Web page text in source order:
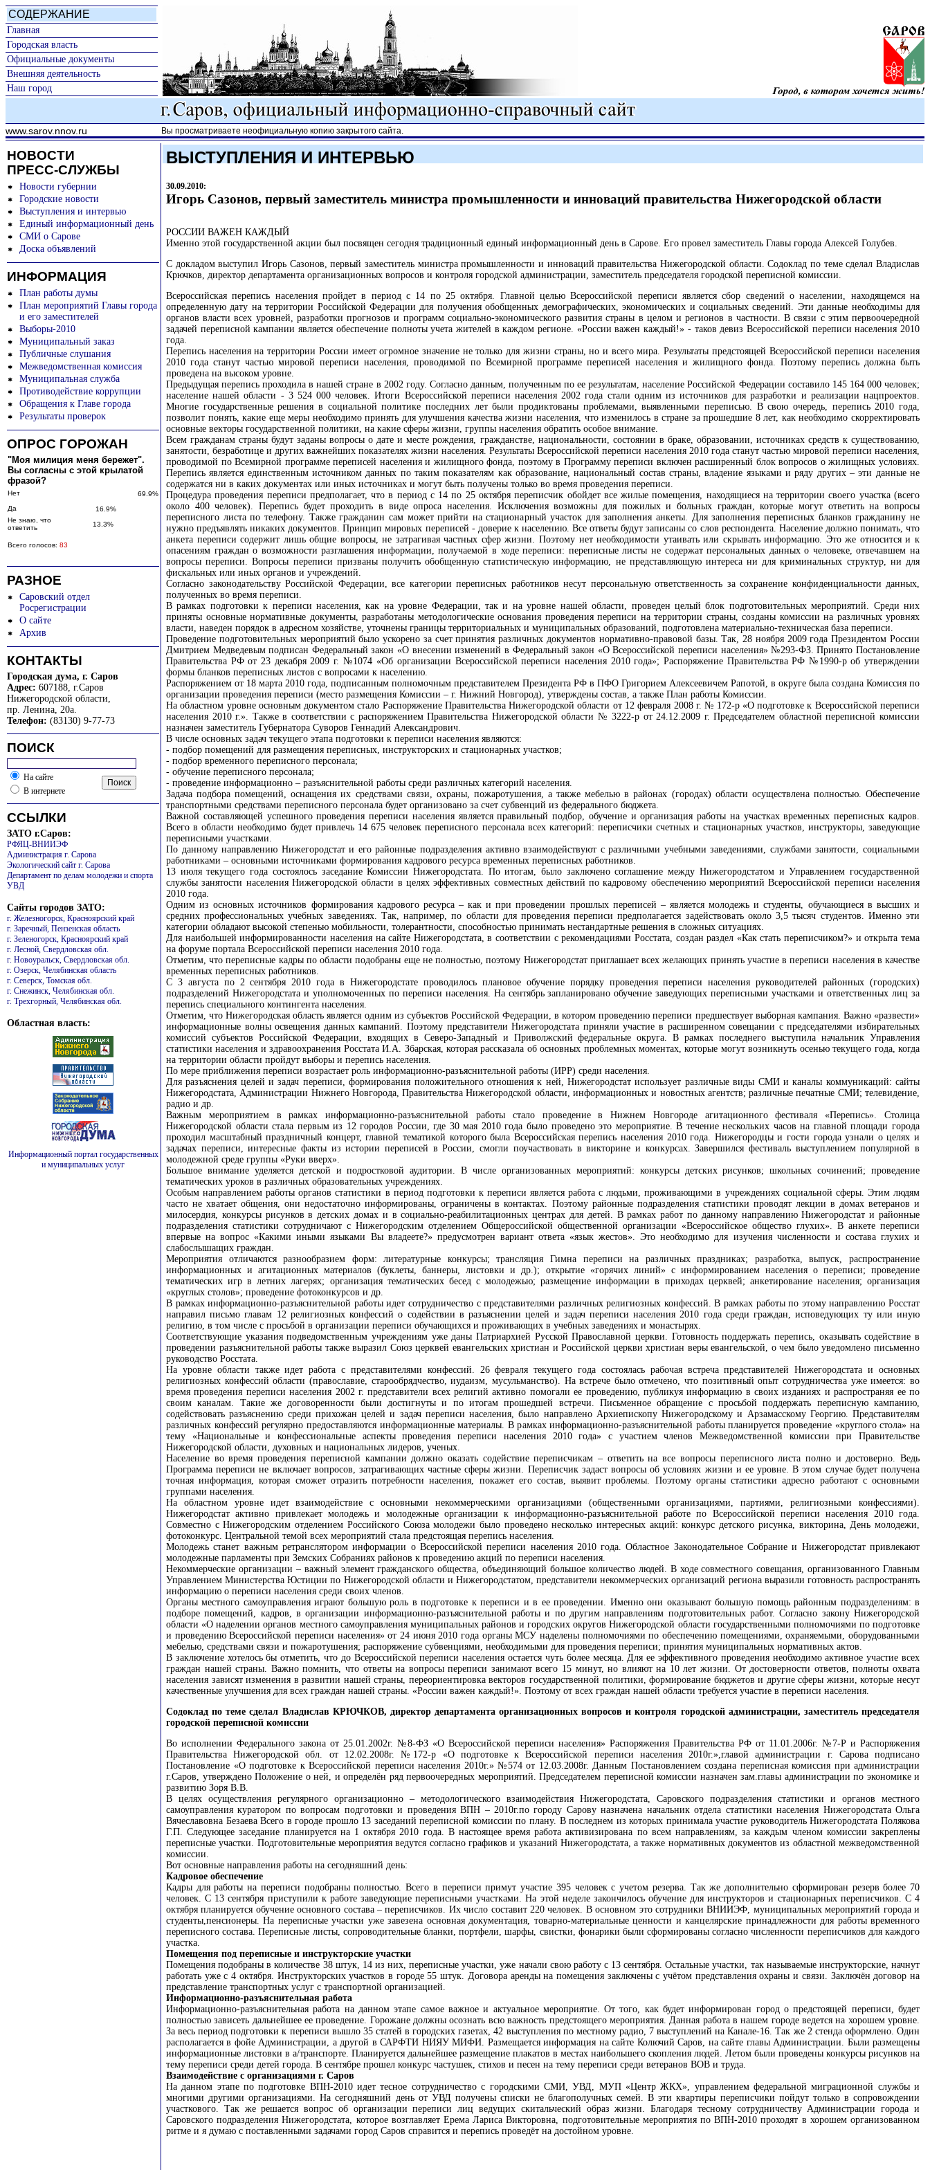
СОДЕРЖАНИЕ
Главная
Городская власть
Официальные документы
Внешняя деятельность
Наш город
www.sarov.nnov.ru Вы просматриваете неофициальную копию закрытого сайта.
НОВОСТИ
ПРЕСС-СЛУЖБЫ
Новости губернии
Городские новости
Выступления и интервью
Единый информационный день
СМИ о Сарове
Доска объявлений
ИНФОРМАЦИЯ
План работы думы
План мероприятий Главы города
и его заместителей
Выборы-2010
Муниципальный заказ
Публичные слушания
Межведомственная комиссия
Муниципальная служба
Противодействие коррупции
Обращения к Главе города
Результаты проверок
ОПРОС ГОРОЖАН
"Моя милиция меня бережет".
Вы согласны с этой крылатой
фразой?
Нет
69.9%
Да
16.9%
Не знаю, что
ответить
13.3%
Всего голосов: 83
РАЗНОЕ
Саровский отдел
Росрегистрации
О сайте
Архив
КОНТАКТЫ
Городская дума, г. Саров
Адрес: 607188, г.Саров
Нижегородской области,
пр. Ленина, 20а.
Телефон: (83130) 9-77-73
ПОИСК
На сайте
В интернете
ССЫЛКИ
ЗАТО г.Саров:
РФЯЦ-ВНИИЭФ
Администрация г. Сарова
Экологический сайт г. Сарова
Департамент по делам молодежи и спорта
УВД
Сайты городов ЗАТО:
г. Железногорск, Красноярский край
г. Заречный, Пензенская область
г. Зеленогорск, Красноярский край
г. Лесной, Свердловская обл.
г. Новоуральск, Свердловская обл.
г. Озерск, Челябинская область
г. Северск, Томская обл.
г. Снежинск, Челябинская обл.
г. Трехгорный, Челябинская обл.
Областная власть:
Информационный портал государственных
и муниципальных услуг
ВЫСТУПЛЕНИЯ И ИНТЕРВЬЮ
30.09.2010:
Игорь Сазонов, первый заместитель министра промышленности и инноваций правительства Нижегородской области
РОССИИ ВАЖЕН КАЖДЫЙ
Именно этой государственной акции был посвящен сегодня традиционный единый информационный день в Сарове. Его провел заместитель Главы города Алексей Голубев.
С докладом выступил Игорь Сазонов, первый заместитель министра промышленности и инноваций правительства Нижегородской области. Содоклад по теме сделал Владислав
Крючков, директор департамента организационных вопросов и контроля городской администрации, заместитель председателя городской переписной комиссии.
Всероссийская перепись населения пройдет в период с 14 по 25 октября. Главной целью Всероссийской переписи является сбор сведений о населении, находящемся на
определенную дату на территории Российской Федерации для получения обобщенных демографических, экономических и социальных сведений. Эти данные необходимы для
органов власти всех уровней, разработки прогнозов и программ социально-экономического развития страны в целом и регионов в частности. В связи с этим первоочередной
задачей переписной кампании является обеспечение полноты учета жителей в каждом регионе. «России важен каждый!» - таков девиз Всероссийской переписи населения 2010
года.
Перепись населения на территории России имеет огромное значение не только для жизни страны, но и всего мира. Результаты предстоящей Всероссийской переписи населения
2010 года станут частью мировой переписи населения, проводимой по Всемирной программе переписей населения и жилищного фонда. Поэтому перепись должна быть
проведена на высоком уровне.
Предыдущая перепись проходила в нашей стране в 2002 году. Согласно данным, полученным по ее результатам, население Российской Федерации составило 145 164 000 человек;
население нашей области - 3 524 000 человек. Итоги Всероссийской переписи населения 2002 года стали одним из источников для разработки и реализации нацпроектов.
Многие государственные решения в социальной политике последних лет были продиктованы проблемами, выявленными переписью. В свою очередь, перепись 2010 года,
позволит понять, какие еще меры необходимо принять для улучшения качества жизни населения, что изменилось в стране за прошедшие 8 лет, как необходимо скорректировать
основные векторы государственной политики, на какие сферы жизни, группы населения обратить особое внимание.
Всем гражданам страны будут заданы вопросы о дате и месте рождения, гражданстве, национальности, состоянии в браке, образовании, источниках средств к существованию,
занятости, безработице и других важнейших показателях жизни населения. Результаты Всероссийской переписи населения 2010 года станут частью мировой переписи населения,
проводимой по Всемирной программе переписей населения и жилищного фонда, поэтому в Программу переписи включен расширенный блок вопросов о жилищных условиях.
Перепись является единственным источником данных по таким показателям как образование, национальный состав страны, владение языками и ряду других – эти данные не
содержатся ни в каких документах или иных источниках и могут быть получены только во время проведения переписи.
Процедура проведения переписи предполагает, что в период с 14 по 25 октября переписчик обойдет все жилые помещения, находящиеся на территории своего участка (всего
около 400 человек). Перепись будет проходить в виде опроса населения. Исключения возможны для пожилых и больных граждан, которые могут ответить на вопросы
переписного листа по телефону. Также гражданин сам может прийти на стационарный участок для заполнения анкеты. Для заполнения переписных бланков гражданину не
нужно предъявлять никаких документов. Принцип мировых переписей - доверие к населению. Все ответы будут записаны со слов респондента. Население должно понимать, что
анкета переписи содержит лишь общие вопросы, не затрагивая частных сфер жизни. Поэтому нет необходимости утаивать или скрывать информацию. Это же относится и к
опасениям граждан о возможности разглашения информации, получаемой в ходе переписи: переписные листы не содержат персональных данных о человеке, отвечавшем на
вопросы переписи. Вопросы переписи призваны получить обобщенную статистическую информацию, не представляющую интереса ни для криминальных структур, ни для
фискальных или иных органов и учреждений.
Согласно законодательству Российской Федерации, все категории переписных работников несут персональную ответственность за сохранение конфиденциальности данных,
полученных во время переписи.
В рамках подготовки к переписи населения, как на уровне Федерации, так и на уровне нашей области, проведен целый блок подготовительных мероприятий. Среди них
приняты основные нормативные документы, разработаны методологические основания проведения переписи на территории страны, созданы комиссии на различных уровнях
власти, наведен порядок в адресном хозяйстве, уточнены границы территориальных и муниципальных образований, подготовлена материально-техническая база переписи.
Проведение подготовительных мероприятий было ускорено за счет принятия различных документов нормативно-правовой базы. Так, 28 ноября 2009 года Президентом России
Дмитрием Медведевым подписан Федеральный закон «О внесении изменений в Федеральный закон «О Всероссийской переписи населения» №293-ФЗ. Принято Постановление
Правительства РФ от 23 декабря 2009 г. №1074 «Об организации Всероссийской переписи населения 2010 года»; Распоряжение Правительства РФ №1990-р об утверждении
формы бланков переписных листов с вопросами к населению.
Распоряжением от 18 марта 2010 года, подписанным полномочным представителем Президента РФ в ПФО Григорием Алексеевичем Рапотой, в округе была создана Комиссия по
организации проведения переписи (место размещения Комиссии – г. Нижний Новгород), утверждены состав, а также План работы Комиссии.
На областном уровне основным документом стало Распоряжение Правительства Нижегородской области от 12 февраля 2008 г. № 172-р «О подготовке к Всероссийской переписи
населения 2010 г.». Также в соответствии с распоряжением Правительства Нижегородской области № 3222-р от 24.12.2009 г. Председателем областной переписной комиссии
назначен заместитель Губернатора Суворов Геннадий Александрович.
В числе основных задач текущего этапа подготовки к переписи населения являются:
- подбор помещений для размещения переписных, инструкторских и стационарных участков;
- подбор временного переписного персонала;
- обучение переписного персонала;
- проведение информационно – разъяснительной работы среди различных категорий населения.
Задача подбора помещений, оснащения их средствами связи, охраны, пожаротушения, а также мебелью в районах (городах) области осуществлена полностью. Обеспечение
транспортными средствами переписного персонала будет организовано за счет субвенций из федерального бюджета.
Важной составляющей успешного проведения переписи населения является правильный подбор, обучение и организация работы на участках временных переписных кадров.
Всего в области необходимо будет привлечь 14 675 человек переписного персонала всех категорий: переписчики счетных и стационарных участков, инструкторы, заведующие
переписными участками.
По данному направлению Нижегородстат и его районные подразделения активно взаимодействуют с различными учебными заведениями, службами занятости, социальными
работниками – основными источниками формирования кадрового ресурса временных переписных работников.
13 июля текущего года состоялось заседание Комиссии Нижегородстата. По итогам, было заключено соглашение между Нижегородстатом и Управлением государственной
службы занятости населения Нижегородской области в целях эффективных совместных действий по кадровому обеспечению мероприятий Всероссийской переписи населения
2010 года.
Одним из основных источников формирования кадрового ресурса – как и при проведении прошлых переписей – является молодежь и студенты, обучающиеся в высших и
средних профессиональных учебных заведениях. Так, например, по области для проведения переписи предполагается задействовать около 3,5 тысяч студентов. Именно эти
категории обладают высокой степенью мобильности, толерантности, способностью принимать нестандартные решения в сложных ситуациях.
Для наибольшей информированности населения на сайте Нижегородстата, в соответствии с рекомендациями Росстата, создан раздел «Как стать переписчиком?» и открыта тема
на форуме портала Всероссийской переписи населения 2010 года.
Отметим, что переписные кадры по области подобраны еще не полностью, поэтому Нижегородстат приглашает всех желающих принять участие в переписи населения в качестве
временных переписных работников.
С 3 августа по 2 сентября 2010 года в Нижегородстате проводилось плановое обучение порядку проведения переписи населения руководителей районных (городских)
подразделений Нижегородстата и уполномоченных по переписи населения. На сентябрь запланировано обучение заведующих переписными участками и ответственных лиц за
перепись специального контингента населения.
Отметим, что Нижегородская область является одним из субъектов Российской Федерации, в котором проведению переписи предшествует выборная кампания. Важно «развести»
информационные волны освещения данных кампаний. Поэтому представители Нижегородстата приняли участие в расширенном совещании с председателями избирательных
комиссий субъектов Российской Федерации, входящих в Северо-Западный и Приволжский федеральные округа. В рамках последнего выступила начальник Управления
статистики населения и здравоохранения Росстата И.А. Збарская, которая рассказала об основных проблемных моментах, которые могут возникнуть осенью текущего года, когда
на территории области пройдут выборы и перепись населения.
По мере приближения переписи возрастает роль информационно-разъяснительной работы (ИРР) среди населения.
Для разъяснения целей и задач переписи, формирования положительного отношения к ней, Нижегородстат использует различные виды СМИ и каналы коммуникаций: сайты
Нижегородстата, Администрации Нижнего Новгорода, Правительства Нижегородской области, информационных и новостных агентств; различные печатные СМИ; телевидение,
радио и др.
Важным мероприятием в рамках информационно-разъяснительной работы стало проведение в Нижнем Новгороде агитационного фестиваля «Перепись». Столица
Нижегородской области стала первым из 12 городов России, где 30 мая 2010 года было проведено это мероприятие. В течение нескольких часов на главной площади города
проходил масштабный праздничный концерт, главной тематикой которого была Всероссийская перепись населения 2010 года. Нижегородцы и гости города узнали о целях и
задачах переписи, интересные факты из истории переписей в России, смогли поучаствовать в викторине и конкурсах. Завершился фестиваль выступлением популярной в
молодежной среде группы «Руки вверх».
Большое внимание уделяется детской и подростковой аудитории. В числе организованных мероприятий: конкурсы детских рисунков; школьных сочинений; проведение
тематических уроков в различных образовательных учреждениях.
Особым направлением работы органов статистики в период подготовки к переписи является работа с людьми, проживающими в учреждениях социальной сферы. Этим людям
часто не хватает общения, они недостаточно информированы, ограничены в контактах. Поэтому районные подразделения статистики проводят лекции в домах ветеранов и
милосердия, конкурсы рисунков в детских домах и в социально-реабилитационных центрах для детей. В рамках работ по данному направлению Нижегородстат и районные
подразделения статистики сотрудничают с Нижегородским отделением Общероссийской общественной организации «Всероссийское общество глухих». В анкете переписи
впервые на вопрос «Какими иными языками Вы владеете?» предусмотрен вариант ответа «язык жестов». Это необходимо для изучения численности и состава глухих и
слабослышащих граждан.
Мероприятия отличаются разнообразием форм: литературные конкурсы; трансляция Гимна переписи на различных праздниках; разработка, выпуск, распространение
информационных и агитационных материалов (буклеты, баннеры, листовки и др.); открытие «горячих линий» с информированием населения о переписи; проведение
тематических игр в летних лагерях; организация тематических бесед с молодежью; размещение информации в приходах церквей; анкетирование населения; организация
«круглых столов»; проведение фотоконкурсов и др.
В рамках информационно-разъяснительной работы идет сотрудничество с представителями различных религиозных конфессий. В рамках работы по этому направлению Росстат
направил письмо главам 12 религиозных конфессий о содействии в разъяснении целей и задач переписи населения 2010 года среди граждан, исповедующих ту или иную
религию, в том числе с просьбой в организации переписи обучающихся и проживающих в учебных заведениях и монастырях.
Соответствующие указания подведомственным учреждениям уже даны Патриархией Русской Православной церкви. Готовность поддержать перепись, оказывать содействие в
проведении разъяснительной работы также выразил Союз церквей евангельских христиан и Российской церкви христиан веры евангельской, о чем было уведомлено письменно
руководство Росстата.
На уровне области также идет работа с представителями конфессий. 26 февраля текущего года состоялась рабочая встреча представителей Нижегородстата и основных
религиозных конфессий области (православие, старообрядчество, иудаизм, мусульманство). На встрече было отмечено, что позитивный опыт сотрудничества уже имеется: во
время проведения переписи населения 2002 г. представители всех религий активно помогали ее проведению, публикуя информацию в своих изданиях и распространяя ее по
своим каналам. Такие же договоренности были достигнуты и по итогам прошедшей встречи. Письменное обращение с просьбой поддержать переписную кампанию,
содействовать разъяснению среди прихожан целей и задач переписи населения, было направлено Архиепископу Нижегородскому и Арзамасскому Георгию. Представителям
различных конфессий регулярно предоставляются информационные материалы. В рамках информационно-разъяснительной работы планируется проведение «круглого стола» на
тему «Национальные и конфессиональные аспекты проведения переписи населения 2010 года» с участием членов Межведомственной комиссии при Правительстве
Нижегородской области, духовных и национальных лидеров, ученых.
Население во время проведения переписной кампании должно оказать содействие переписчикам – ответить на все вопросы переписного листа полно и достоверно. Ведь
Программа переписи не включает вопросов, затрагивающих частные сферы жизни. Переписчик задаст вопросы об условиях жизни и ее уровне. В этом случае будет получена
точная информация, которая сможет отразить потребности населения, покажет его состав, выявит проблемы. Поэтому органы статистики адресно работают с основными
группами населения.
На областном уровне идет взаимодействие с основными некоммерческими организациями (общественными организациями, партиями, религиозными конфессиями).
Нижегородстат активно привлекает молодежь и молодежные организации к информационно-разъяснительной работе по Всероссийской переписи населения 2010 года.
Совместно с Нижегородским отделением Российского Союза молодежи было проведено несколько интересных акций: конкурс детского рисунка, викторина, День молодежи,
фотоконкурс. Центральной темой всех мероприятий стала предстоящая перепись населения.
Молодежь станет важным ретранслятором информации о Всероссийской переписи населения 2010 года. Областное Законодательное Собрание и Нижегородстат привлекают
молодежные парламенты при Земских Собраниях районов к проведению акций по переписи населения.
Некоммерческие организации – важный элемент гражданского общества, объединяющий большое количество людей. В ходе совместного совещания, организованного Главным
Управлением Министерства Юстиции по Нижегородской области и Нижегородстатом, представители некоммерческих организаций региона выразили готовность распространять
информацию о переписи населения среди своих членов.
Органы местного самоуправления играют большую роль в подготовке к переписи и в ее проведении. Именно они оказывают большую помощь районным подразделениям: в
подборе помещений, кадров, в организации информационно-разъяснительной работы и по другим направлениям подготовительных работ. Согласно закону Нижегородской
области «О наделении органов местного самоуправления муниципальных районов и городских округов Нижегородской области государственными полномочиями по подготовке
и проведению Всероссийской переписи населения» от 24 июня 2010 года органы МСУ наделены полномочиями по обеспечению помещениями, охраняемыми, оборудованными
мебелью, средствами связи и пожаротушения; распоряжение субвенциями, необходимыми для проведения переписи; принятия муниципальных нормативных актов.
В заключение хотелось бы отметить, что до Всероссийской переписи населения остается чуть более месяца. Для ее эффективного проведения необходимо активное участие всех
граждан нашей страны. Важно помнить, что ответы на вопросы переписи занимают всего 15 минут, но влияют на 10 лет жизни. От достоверности ответов, полноты охвата
населения зависят изменения в развитии нашей страны, переориентировка векторов государственной политики, формирование бюджетов и другие сферы жизни, которые несут
качественные улучшения для всех граждан нашей страны. «России важен каждый!». Поэтому от всех граждан нашей области требуется участие в переписи населения.
Содоклад по теме сделал Владислав КРЮЧКОВ, директор департамента организационных вопросов и контроля городской администрации, заместитель председателя
городской переписной комиссии
Во исполнении Федерального закона от 25.01.2002г. №8-ФЗ «О Всероссийской переписи населения» Распоряжения Правительства РФ от 11.01.2006г. №7-Р и Распоряжения
Правительства Нижегородской обл. от 12.02.2008г. №172-р «О подготовке к Всероссийской переписи населения 2010г.»,главой администрации г. Сарова подписано
Постановление «О подготовке к Всероссийской переписи населения 2010г.» №574 от 12.03.2008г. Данным Постановлением создана переписная комиссия при администрации
г.Саров, утверждено Положение о ней, и определён ряд первоочередных мероприятий. Председателем переписной комиссии назначен зам.главы администрации по экономике и
развитию Зоря В.В.
В целях осуществления регулярного организационно – методологического взаимодействия Нижегородстата, Саровского подразделения статистики и органов местного
самоуправления куратором по вопросам подготовки и проведения ВПН – 2010г.по городу Сарову назначена начальник отдела статистики населения Нижегородстата Ольга
Вячеславовна Безаева Всего в городе прошло 13 заседаний переписной комиссии по плану. В последнем из которых принимала участие руководитель Нижегородстата Полякова
Г.П. Следующее заседание планируется на 1 октября 2010 года. В настоящее время работа активизирована по всем направлениям, за каждым членом комиссии закреплены
переписные участки. Подготовительные мероприятия ведутся согласно графиков и указаний Нижегородстата, а также нормативных документов из областной межведомственной
комиссии.
Вот основные направления работы на сегодняшний день:
Кадровое обеспечение
Кадры для работы на переписи подобраны полностью. Всего в переписи примут участие 395 человек с учетом резерва. Так же дополнительно сформирован резерв более 70
человек. С 13 сентября приступили к работе заведующие переписными участками. На этой неделе закончилось обучение для инструкторов и стационарных переписчиков. С 4
октября планируется обучение основного состава – переписчиков. Их число составит 220 человек. В основном это сотрудники ВНИИЭФ, муниципальных мероприятий города и
студенты,пенсионеры. На переписные участки уже завезена основная документация, товарно-материальные ценности и канцелярские принадлежности для работы временного
переписного состава. Переписные листы, сопроводительные бланки, портфели, шарфы, свистки, фонарики были сформированы согласно численности переписчиков для каждого
участка.
Помещения под переписные и инструкторские участки
Помещения подобраны в количестве 38 штук, 14 из них, переписные участки, уже начали свою работу с 13 сентября. Остальные участки, так называемые инструкторские, начнут
работать уже с 4 октября. Инструкторских участков в городе 55 штук. Договора аренды на помещения заключены с учётом представления охраны и связи. Заключён договор на
представление транспортных услуг с транспортной организацией.
Информационно-разъяснительная работа
Информационно-разъяснительная работа на данном этапе самое важное и актуальное мероприятие. От того, как будет информирован город о предстоящей переписи, будет
полностью зависеть дальнейшее ее проведение. Горожане должны осознать всю важность предстоящего мероприятия. Данная работа в нашем городе ведется на хорошем уровне.
За весь период подготовки к переписи вышло 35 статей в городских газетах, 42 выступления по местному радио, 7 выступлений на Канале-16. Так же 2 стенда оформлено. Один
располагается в фойе Администрации, а другой в САРФТИ НИЯУ МИФИ. Размещается информация на сайте Колючий Саров, на сайте главы Администрации. Были размещены
информационные листовки в а/транспорте. Планируется дальнейшее размещение плакатов в местах наибольшего скопления людей. Летом были проведены конкурсы рисунков на
тему переписи среди детей города. В сентябре прошел конкурс частушек, стихов и песен на тему переписи среди ветеранов ВОВ и труда.
Взаимодействие с организациями г. Саров
На данном этапе по подготовке ВПН-2010 идет тесное сотрудничество с городскими СМИ, УВД, МУП «Центр ЖКХ», управлением федеральной миграционной службы и
многими другими организациями. На сегодняшний день от УВД получены списки не благополучных семей. В эти квартиры переписчики пойдут только в сопровождении
участкового. Так же решается вопрос об организации переписи лиц ведущих скитальческий образ жизни. Благодаря тесному сотрудничеству Администрации города и
Саровского подразделения Нижегородстата, которое возглавляет Ерема Лариса Викторовна, подготовительные мероприятия по ВПН-2010 проходят в хорошем организованном
ритме и я думаю с поставленными задачами город Саров справится и перепись проведёт на достойном уровне.